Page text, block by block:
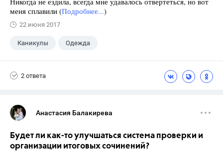
меня сплавили (Подробнее...)
22 июня 2017
Каникулы Одежда
2 ответа
Анастасия Балакирева
Будет ли как-то улучшаться система проверки и
организации итоговых сочинений?